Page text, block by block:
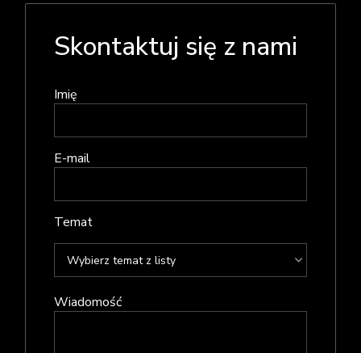
Skontaktuj się z nami
Imię
E-mail
Temat
Wiadomość